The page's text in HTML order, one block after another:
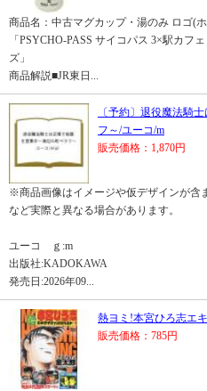
商品名：中古マグカップ・湯のみ ロゴ(
「PSYCHO-PASS サイコパス 3×駅カフ
ズ」
商品解説■JR東日...
〔予約〕退役魔法騎
フ～/ユーコ/m
販売価格：1,870円
※商品画像はイメージや仮デザインが含
など実際と異なる場合があります。
ユーコ ｇ:m
出版社:KADOKAWA
発売日:2026年09...
熱ヨミ!本宮ひろ志エ
販売価格：785円